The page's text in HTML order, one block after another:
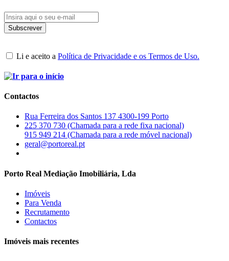
Li e aceito a Política de Privacidade e os Termos de Uso.
Contactos
Rua Ferreira dos Santos 137 4300-199 Porto
225 370 730 (Chamada para a rede fixa nacional)
915 949 214 (Chamada para a rede móvel nacional)
geral@portoreal.pt
Porto Real Mediação Imobiliária, Lda
Imóveis
Para Venda
Recrutamento
Contactos
Imóveis mais recentes